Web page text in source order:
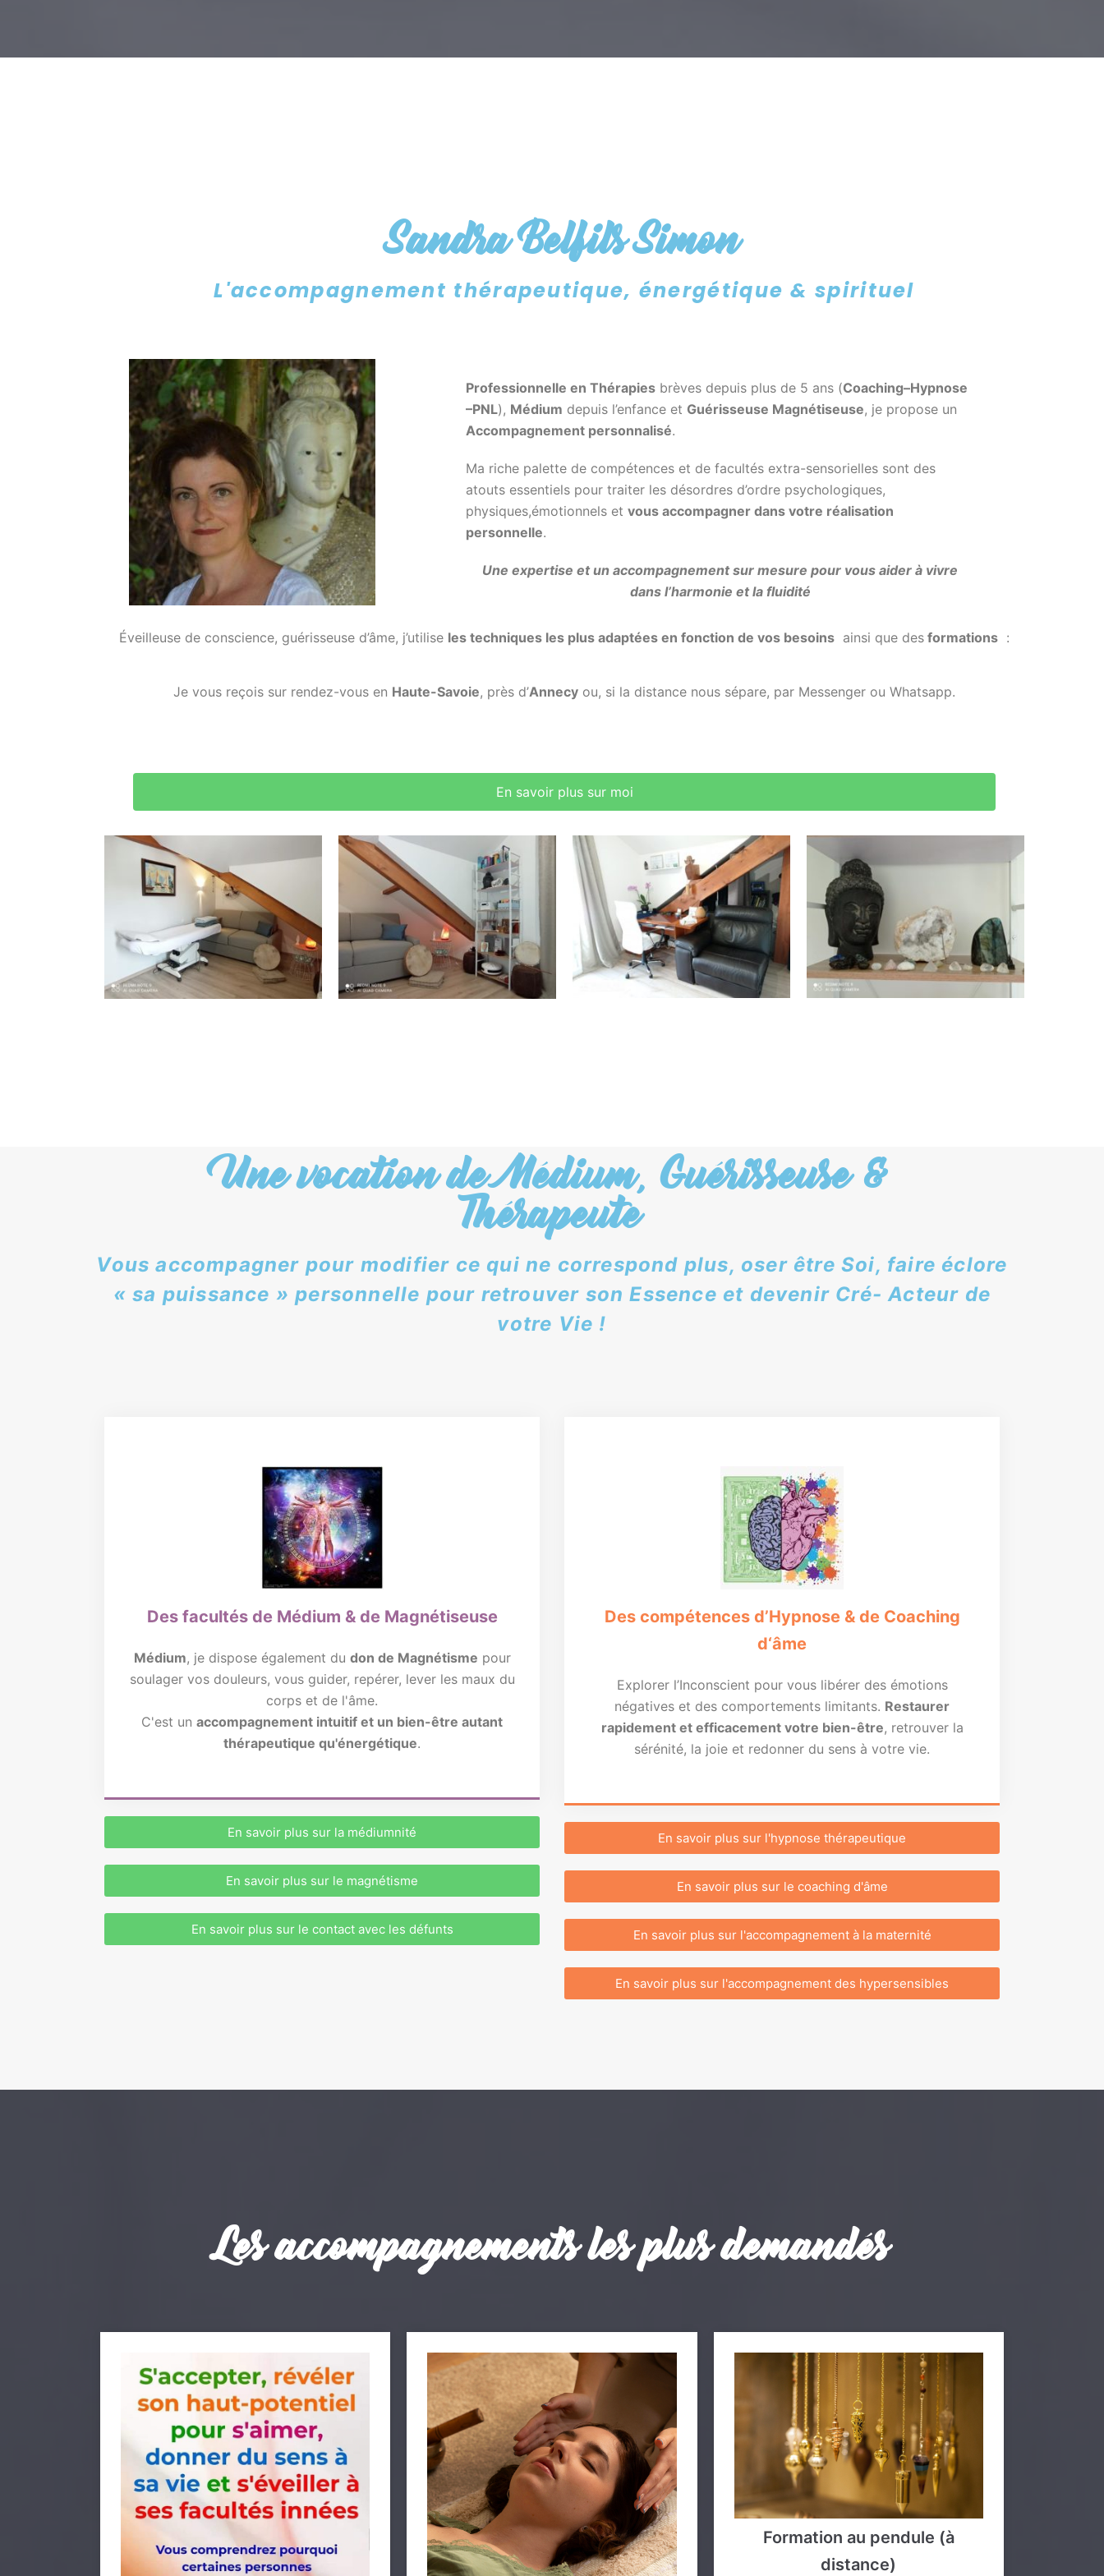
Sandra Belfils Simon
L'accompagnement thérapeutique, énergétique & spirituel
Professionnelle en Thérapiesbrèves depuis plus de 5 ans (Coaching–Hypnose
–PNL), Médium depuis l’enfance et Guérisseuse Magnétiseuse, je propose un
Accompagnement personnalisé.
Ma riche palette de compétences et de facultés extra-sensorielles sont des
atouts essentiels pour traiter les désordres d’ordre psychologiques,
physiques,émotionnels et vous accompagner dans votre réalisation
personnelle.
Une expertise et un accompagnement sur mesure pour vous aider à vivre
dans l’harmonie et la fluidité
Éveilleuse de conscience, guérisseuse d’âme, j’utilise les techniques les plus adaptées en fonction de vos besoins ainsi que des formations :
Je vous reçois sur rendez-vous en Haute-Savoie, près d’Annecy ou, si la distance nous sépare, par Messenger ou Whatsapp.
En savoir plus sur moi
Une vocation de Médium, Guérisseuse &
Thérapeute
Vous accompagner pour modifier ce qui ne correspond plus, oser être Soi, faire éclore
« sa puissance » personnelle pour retrouver son Essence et devenir Cré- Acteur de
votre Vie !
Des facultés de Médium & de Magnétiseuse
Médium, je dispose également du don de Magnétisme pour
soulager vos douleurs, vous guider, repérer, lever les maux du
corps et de l'âme.
C'est un accompagnement intuitif et un bien-être autant
thérapeutique qu'énergétique.
En savoir plus sur la médiumnité
En savoir plus sur le magnétisme
En savoir plus sur le contact avec les défunts
Des compétences d’Hypnose & de Coaching
d‘âme
Explorer l’Inconscient pour vous libérer des émotions
négatives et des comportements limitants. Restaurer
rapidement et efficacement votre bien-être, retrouver la
sérénité, la joie et redonner du sens à votre vie.
En savoir plus sur l'hypnose thérapeutique
En savoir plus sur le coaching d'âme
En savoir plus sur l'accompagnement à la maternité
En savoir plus sur l'accompagnement des hypersensibles
Les accompagnements les plus demandés
Formation au pendule (à
distance)